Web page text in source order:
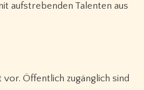
aufstrebenden Talenten aus
Öffentlich zugänglich sind